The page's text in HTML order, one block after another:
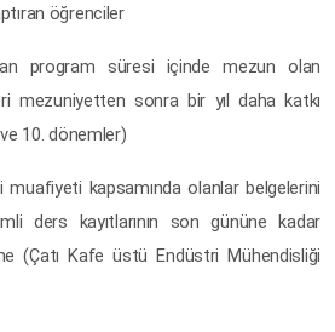
öğrenciler
program süresi içinde mezun olan
mezuniyetten sonra bir yıl daha katkı
10. dönemler)
muafiyeti kapsamında olanlar belgelerini
ders kayıtlarının son gününe kadar
(Çatı Kafe üstü Endüstri Mühendisliği